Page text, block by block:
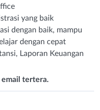
yang baik
dengan baik, mampu
dengan cepat
Laporan Keuangan
tertera.